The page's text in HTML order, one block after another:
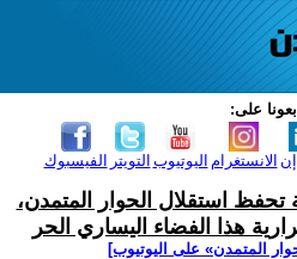
على:
الفيسبوك التويتر اليوتيوب الانستغرام
تحفظ استقلال الحوار المتمدن،
هذا الفضاء اليساري الحر
المتمدن» على اليوتيوب]